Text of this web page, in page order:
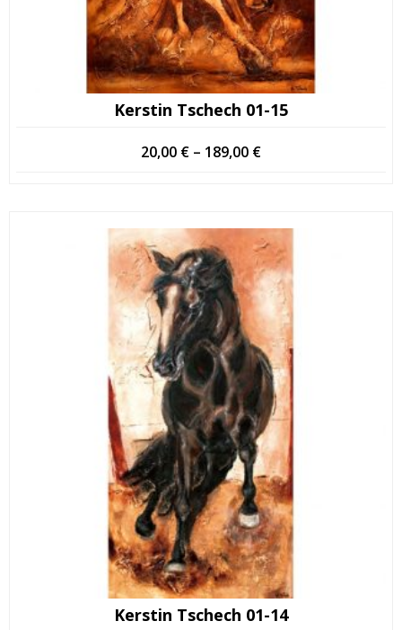
Kerstin Tschech 01-15
20,00 € – 189,00 €Hintaluokka:
Kerstin Tschech 01-14